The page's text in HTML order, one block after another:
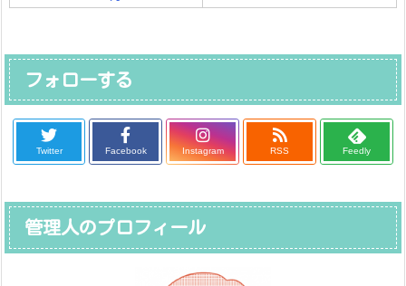
フォローする
Twitter Facebook Instagram RSS Feedly
管理人のプロフィール